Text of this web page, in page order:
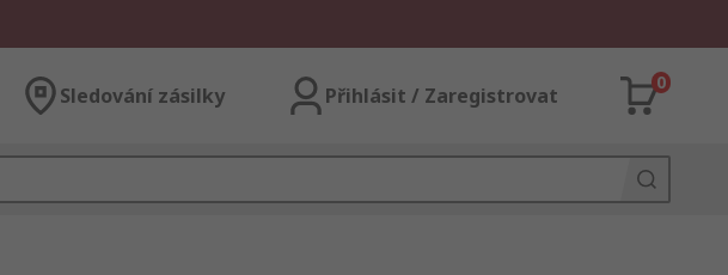
Sledování zásilky Přihlásit / Zaregistrovat
0